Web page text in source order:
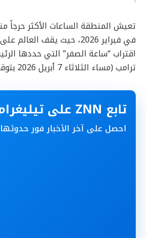
تعيش المنطقة الساعات الأكثر حرجاً
في فبراير 2026، حيث يقف
اقتراب “ساعة الصفر” التي حددها
ترامب (مساء الثلاثاء 7 أبريل 2026 بتوقيت واشنطن).
تابع ZNN على تيليغرام
احصل على آخر الأخبار فور